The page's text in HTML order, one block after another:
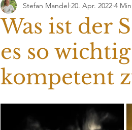
Was ist der
es so
kompetent
Stefan Mandel 20. Apr. 2022 4